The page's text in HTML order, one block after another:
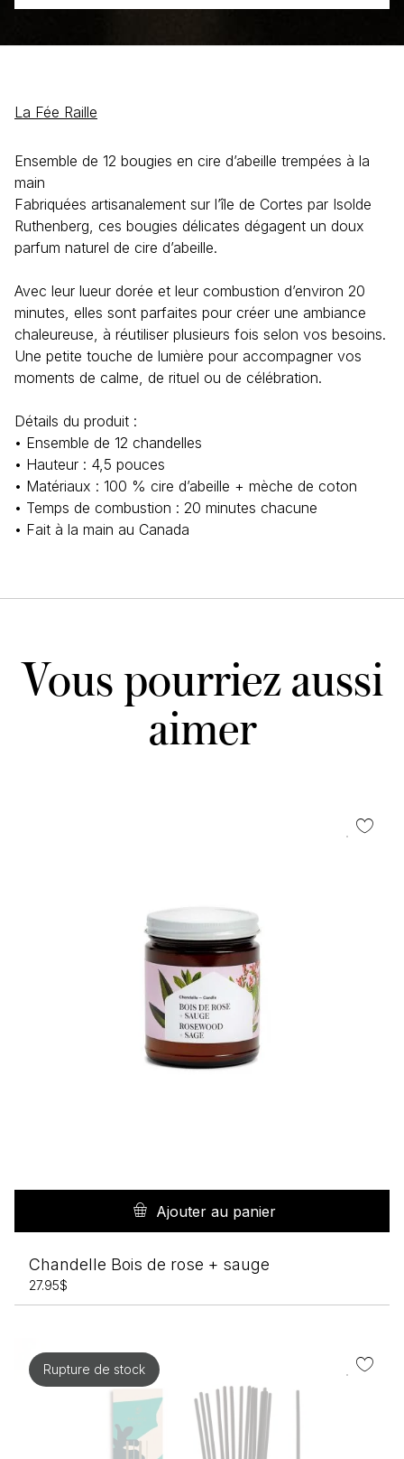
cire
La Fée Raille
Ensemble de 12 bougies en cire d’abeille trempées à la
main
Fabriquées artisanalement sur l’île de Cortes par Isolde
Ruthenberg, ces bougies délicates dégagent un doux
parfum naturel de cire d’abeille.
Avec leur lueur dorée et leur combustion d’environ 20
minutes, elles sont parfaites pour créer une ambiance
chaleureuse, à réutiliser plusieurs fois selon vos besoins.
Une petite touche de lumière pour accompagner vos
moments de calme, de rituel ou de célébration.
Détails du produit :
• Ensemble de 12 chandelles
• Hauteur : 4,5 pouces
• Matériaux : 100 % cire d’abeille + mèche de coton
• Temps de combustion : 20 minutes chacune
• Fait à la main au Canada
Vous pourriez aussi
aimer
Ajouter au panier
Chandelle Bois de rose + sauge
27.95$
Rupture de stock